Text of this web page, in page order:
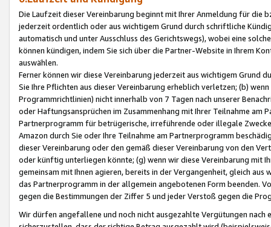
Die Laufzeit dieser Vereinbarung beginnt mit Ihrer Anmeldung für die
jederzeit ordentlich oder aus wichtigem Grund durch schriftliche
automatisch und unter Ausschluss des Gerichtswegs), wobei eine
können kündigen, indem Sie sich über die Partner-Website in Ihrem
auswählen.
Ferner können wir diese Vereinbarung jederzeit aus wichtigem Grund
Sie Ihre Pflichten aus dieser Vereinbarung erheblich verletzen; (b)
Programmrichtlinien) nicht innerhalb von 7 Tagen nach unserer
oder Haftungsansprüchen im Zusammenhang mit Ihrer Teilnahme am
Partnerprogramm für betrügerische, irreführende oder illegale
Amazon durch Sie oder Ihre Teilnahme am Partnerprogramm
dieser Vereinbarung oder den gemäß dieser Vereinbarung von den
oder künftig unterliegen könnte; (g) wenn wir diese Vereinbarung mit
gemeinsam mit Ihnen agieren, bereits in der Vergangenheit, gleich
das Partnerprogramm in der allgemein angebotenen Form beenden.
gegen die Bestimmungen der Ziffer 5 und jeder Verstoß gegen die
Wir dürfen angefallene und noch nicht ausgezahlte Vergütungen